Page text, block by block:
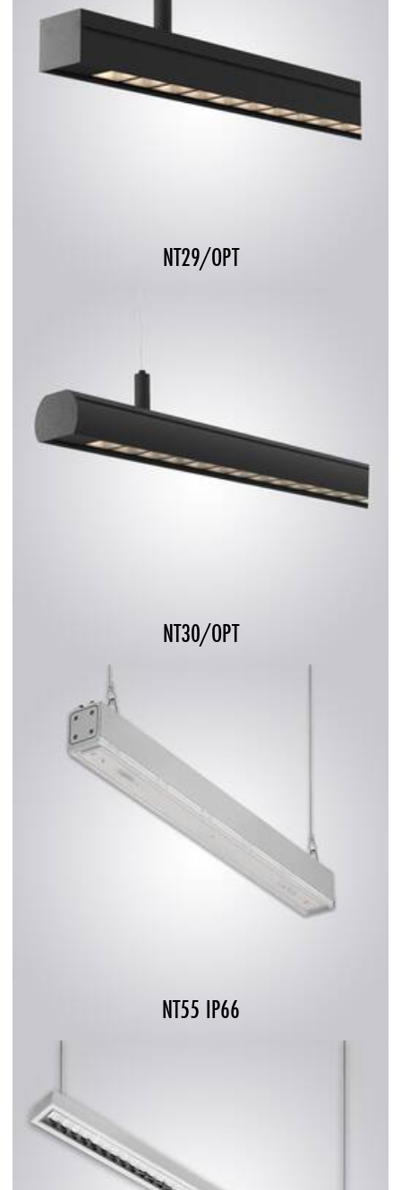
NT29/OPT
NT30/OPT
NT55 IP66